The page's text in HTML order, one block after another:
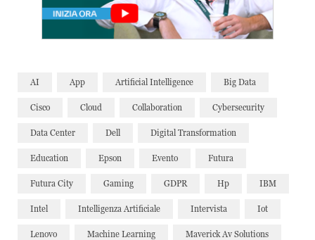
AI App Artificial Intelligence Big Data
Cisco Cloud Collaboration Cybersecurity
Data Center Dell Digital Transformation
Education Epson Evento Futura
Futura City Gaming GDPR Hp IBM
Intel Intelligenza Artificiale Intervista Iot
Lenovo Machine Learning Maverick Av Solutions